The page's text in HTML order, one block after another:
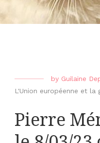
by Guilaine
L'Union européenne et la
Pierre